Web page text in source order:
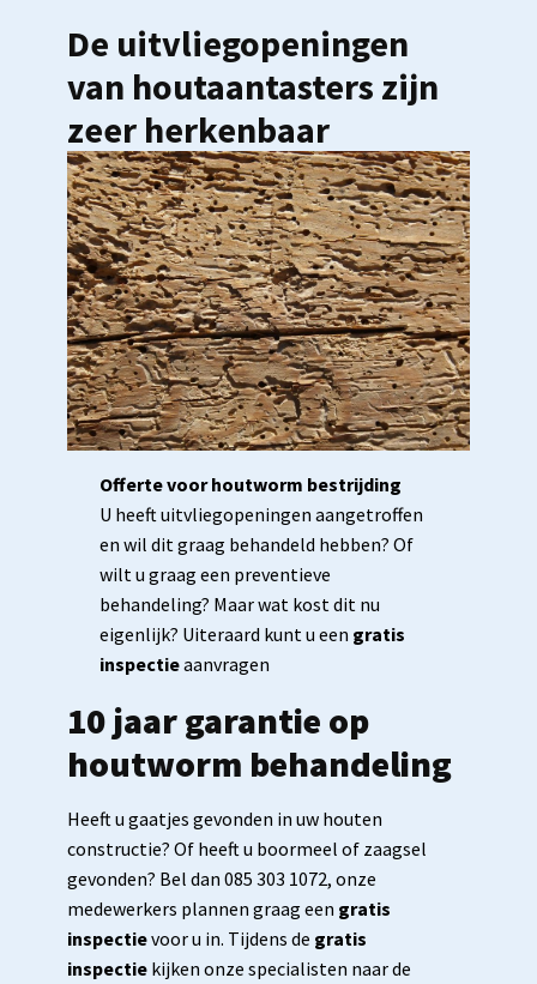
De uitvliegopeningen
van houtaantasters zijn
zeer herkenbaar
Offerte voor houtworm bestrijding
U heeft uitvliegopeningen aangetroffen
en wil dit graag behandeld hebben? Of
wilt u graag een preventieve
behandeling? Maar wat kost dit nu
eigenlijk? Uiteraard kunt u een gratis
inspectieaanvragen
10 jaar garantie op
houtworm behandeling
Heeft u gaatjes gevonden in uw houten
constructie? Of heeft u boormeel of zaagsel
gevonden? Bel dan 085 303 1072, onze
medewerkers plannen graag een gratis
inspectievoor u in. Tijdens de gratis
inspectie kijken onze specialisten naar de